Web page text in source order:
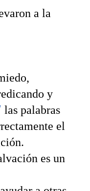
a la
y
las palabras
el
es un